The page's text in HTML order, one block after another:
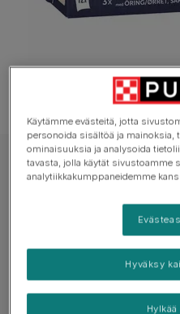
Latz
Selection in Jelly
Ei vielä
Saatavilla pakkauksissa:
Käytämme evästeitä, jotta
personoida sisältöä ja mainoksia,
ominaisuuksia ja analysoida
tavasta, jolla käytät sivustoamme
analytiikkakumppaneidemme
Hyväksy